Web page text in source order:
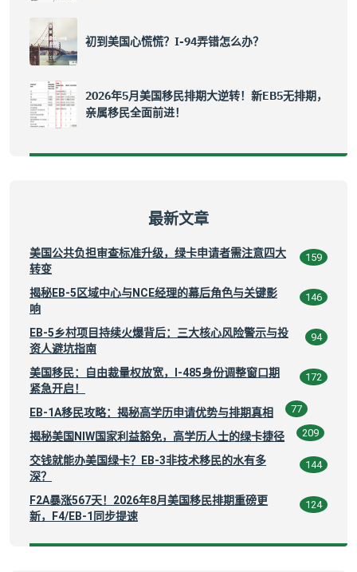
初到美国心慌慌？I-94弄错怎么办？
2026年5月美国移民排期大逆转！新EB5无排期，
亲属移民全面前进！
最新文章
美国公共负担审查标准升级，绿卡申请者需注意四大
转变
159
揭秘EB-5区域中心与NCE经理的幕后角色与关键影
响
146
EB-5乡村项目持续火爆背后：三大核心风险警示与投
资人避坑指南
94
美国移民：自由裁量权放宽，I-485身份调整窗口期
紧急开启！
172
EB-1A移民攻略：揭秘高学历申请优势与排期真相 77
揭秘美国NIW国家利益豁免，高学历人士的绿卡捷径 209
交钱就能办美国绿卡？EB-3非技术移民的水有多
深？
144
F2A暴涨567天！2026年8月美国移民排期重磅更
新，F4/EB-1同步提速
124